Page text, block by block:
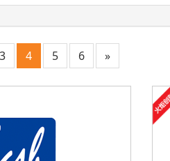
3 4 5 6 »